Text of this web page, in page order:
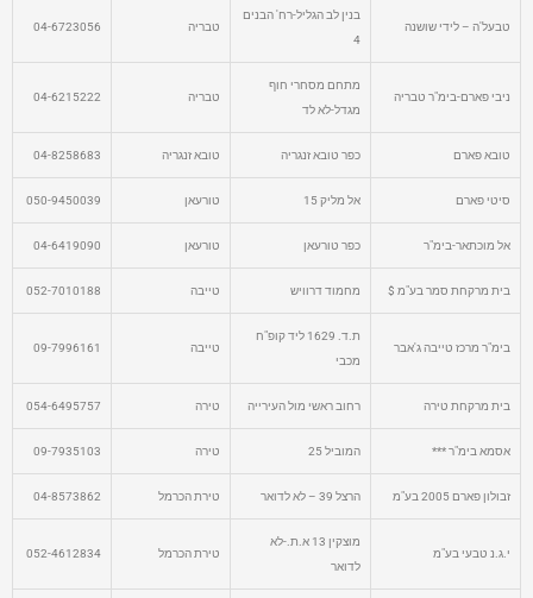
טבעל'ה – לידי שושנה
בנין לב הגליל-רח' הבנים
4
טבריה 04-6723056
ניבי פארם-בימ"ר טבריה
מתחם מסחרי חוף
מגדל-לא לד
טבריה 04-6215222
טובא פארם כפר טובא זנגריה טובא זנגריה 04-8258683
סיטי פארם אל מליק 15 טורעאן 050-9450039
אל מוכתאר-בימ"ר כפר טורעאן טורעאן 04-6419090
בית מרקחת סמר בע"מ $ מחמוד דרוויש טייבה 052-7010188
בימ"ר מרכז טייבה ג'אבר
ת.ד. 1629 ליד קופ"ח
מכבי
טייבה 09-7996161
בית מרקחת טירה רחוב ראשי מול העירייה טירה 054-6495757
אסמא בימ"ר *** המוביל 25 טירה 09-7935103
זבולון פארם 2005 בע"מ הרצל 39 – לא לדואר טירת הכרמל 04-8573862
י.ג.נ טבעי בע"מ
מוצקין 13 א.ת.-לא
לדואר
טירת הכרמל 052-4612834